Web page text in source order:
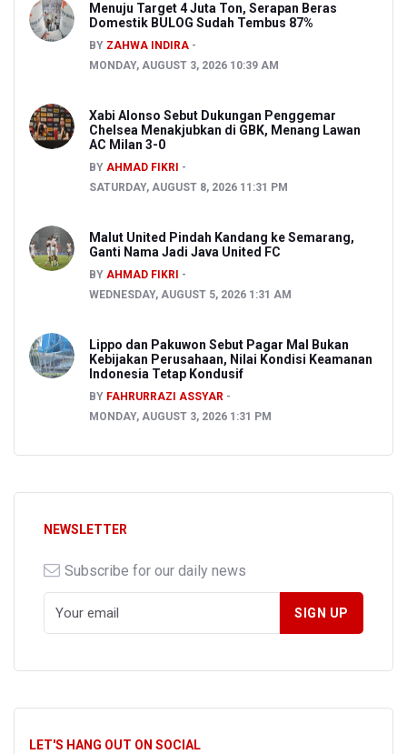
Menuju Target 4 Juta Ton, Serapan Beras
Domestik BULOG Sudah Tembus 87%
BY ZAHWA INDIRA
MONDAY, AUGUST 3, 2026 10:39 AM
Xabi Alonso Sebut Dukungan Penggemar
Chelsea Menakjubkan di GBK, Menang Lawan
AC Milan 3-0
BY AHMAD FIKRI
SATURDAY, AUGUST 8, 2026 11:31 PM
Malut United Pindah Kandang ke Semarang,
Ganti Nama Jadi Java United FC
BY AHMAD FIKRI
WEDNESDAY, AUGUST 5, 2026 1:31 AM
Lippo dan Pakuwon Sebut Pagar Mal Bukan
Kebijakan Perusahaan, Nilai Kondisi Keamanan
Indonesia Tetap Kondusif
BY FAHRURRAZI ASSYAR
MONDAY, AUGUST 3, 2026 1:31 PM
NEWSLETTER
Subscribe for our daily news
LET'S HANG OUT ON SOCIAL